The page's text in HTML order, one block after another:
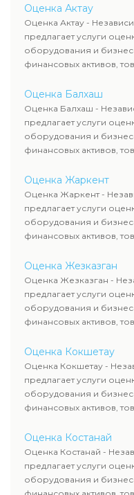
определяют рыночную
рассчитывают ущерб.
требованиям
сделок, кредитования
Оценка Актау
Оценка Актау -
предлагает услуги
оборудования и
финансовых активов,
оценка животных и
определяют рыночную
рассчитывают ущерб.
требованиям
сделок, кредитования
Оценка Балхаш
Оценка Балхаш -
предлагает услуги
оборудования и
финансовых активов,
оценка животных и
определяют рыночную
рассчитывают ущерб.
требованиям
сделок, кредитования
Оценка Жаркент
Оценка Жаркент -
предлагает услуги
оборудования и
финансовых активов,
оценка животных и
определяют рыночную
рассчитывают ущерб.
требованиям
сделок, кредитования
Оценка Жезказган
Оценка Жезказган -
предлагает услуги
оборудования и
финансовых активов,
оценка животных и
определяют рыночную
рассчитывают ущерб.
требованиям
сделок, кредитования
Оценка Кокшетау
Оценка Кокшетау -
предлагает услуги
оборудования и
финансовых активов,
оценка животных и
определяют рыночную
рассчитывают ущерб.
требованиям
сделок, кредитования
Оценка Костанай
Оценка Костанай -
предлагает услуги
оборудования и